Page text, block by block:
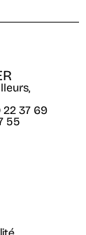
22 37 69
55